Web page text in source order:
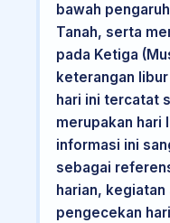
bawah
Tanah, serta
pada Ketiga
keterangan
hari ini tercatat
merupakan hari
informasi ini
sebagai
harian,
pengecekan